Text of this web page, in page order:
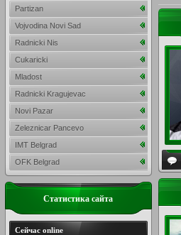
Partizan
Vojvodina Novi Sad
Radnicki Nis
Cukaricki
Mladost
Radnicki Kragujevac
Novi Pazar
Zeleznicar Pancevo
IMT Belgrad
OFK Belgrad
Статистика сайта
Сейчас online